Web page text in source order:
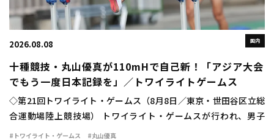
国内
2026.08.08
十種競技・丸山優真が110mHで自己新！「アジア大会
でもう一度日本記録を」／トワイライトゲームス
◇第21回トワイライト・ゲームス（8月8日／東京・世田谷区立総
合運動場陸上競技場） トワイライト・ゲームスが行われ、男子
110mハードルに十種競技日本記録保持者の丸山優真（住友電工）
#トワイライト・ゲームス #丸山優真